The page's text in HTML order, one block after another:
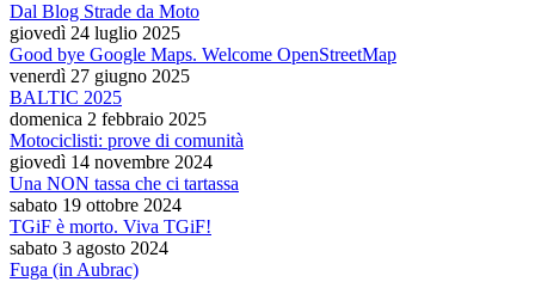
Dal Blog Strade da Moto
giovedì 24 luglio 2025
Good bye Google Maps. Welcome OpenStreetMap
venerdì 27 giugno 2025
BALTIC 2025
domenica 2 febbraio 2025
Motociclisti: prove di comunità
giovedì 14 novembre 2024
Una NON tassa che ci tartassa
sabato 19 ottobre 2024
TGiF è morto. Viva TGiF!
sabato 3 agosto 2024
Fuga (in Aubrac)